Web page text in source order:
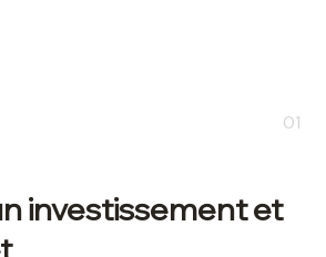
01
investissement et